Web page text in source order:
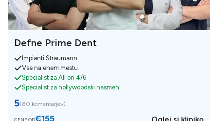
Defne Prime Dent
Impianti Straumann
Vse na enem mestu
Specialist za All on 4/6
Specialist za hollywoodski nasmeh
5(80 komentarjev)
CENE OD€155